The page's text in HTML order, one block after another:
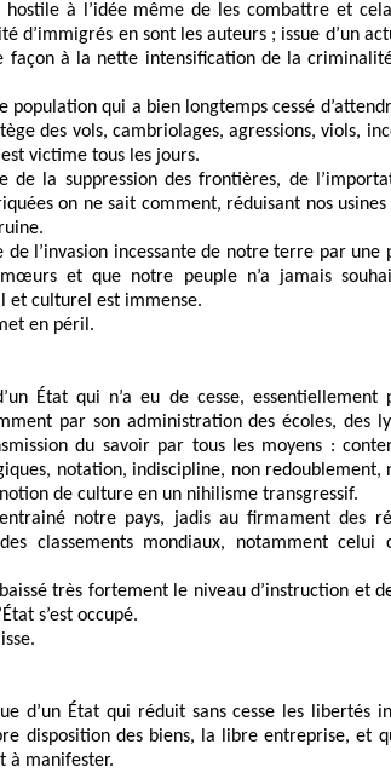
hostile à l’idée même de les combattre et cela
d’immigrés en sont les auteurs ; issue d’un
façon à la nette intensification de la
population qui a bien longtemps cessé
des vols, cambriolages, agressions, viols,
victime tous les jours.
de la suppression des frontières, de
on ne sait comment, réduisant nos
de l’invasion incessante de notre terre par
et que notre peuple n’a jamais
et culturel est immense.
en péril.
État qui n’a eu de cesse,
par son administration des écoles, des
du savoir par tous les moyens :
notation, indiscipline, non redoublement,
de culture en un nihilisme transgressif.
notre pays, jadis au firmament des
classements mondiaux, notamment celui
très fortement le niveau d’instruction et
s’est occupé.
d’un État qui réduit sans cesse les libertés
disposition des biens, la libre entreprise, et
à manifester.